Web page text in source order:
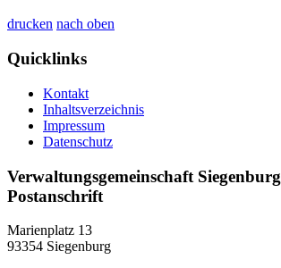
drucken nach oben
Quicklinks
Kontakt
Inhaltsverzeichnis
Impressum
Datenschutz
Verwaltungsgemeinschaft Siegenburg
Postanschrift
Marienplatz 13
93354 Siegenburg